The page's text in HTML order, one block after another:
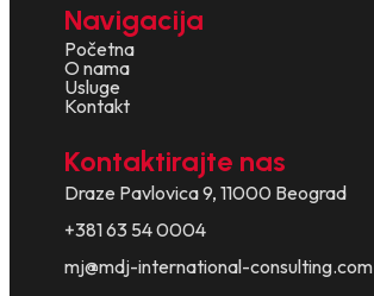
Navigacija
Početna
O nama
Usluge
Kontakt
Kontaktirajte nas
Draze Pavlovica 9, 11000 Beograd
+381 63 54 0004
mj@mdj-international-consulting.com